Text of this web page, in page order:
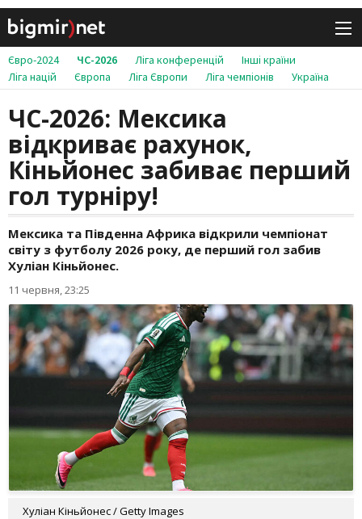
Євро-2024 ЧС-2026 Ліга конференцій
Інші країни
Ліга націй
Європа Ліга Європи Ліга чемпіонів Україна
ЧС-2026: Мексика
відкриває рахунок,
Кіньйонес забиває перший
гол турніру!
Мексика та Південна Африка відкрили чемпіонат
світу з футболу 2026 року, де перший гол забив
Хуліан Кіньйонес.
11 червня, 23:25
Хуліан Кіньйонес / Getty Images